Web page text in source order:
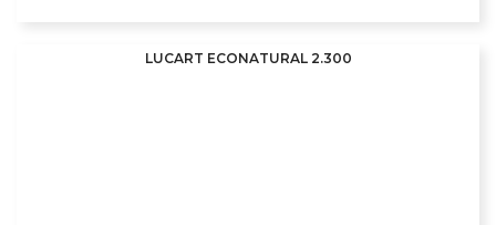
LUCART ECONATURAL 2.300